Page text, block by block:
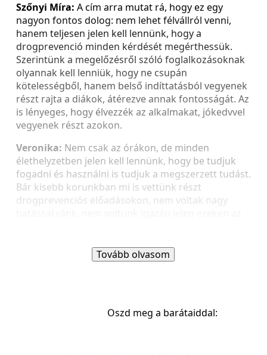
Szőnyi Míra: A cím arra mutat rá, hogy ez egy
nagyon fontos dolog: nem lehet félvállról venni,
hanem teljesen jelen kell lennünk, hogy a
drogprevenció minden kérdését megérthessük.
Szerintünk a megelőzésről szóló foglalkozásoknak
olyannak kell lenniük, hogy ne csupán
kötelességből, hanem belső indíttatásból vegyenek
részt rajta a diákok, átérezve annak fontosságát. Az
is lényeges, hogy élvezzék az alkalmakat, jókedvvel
vegyenek részt azokon.
Veronika: Nem csak az órákon, de minden
élethelyzetben jelen kell lennünk, hogy be tudjuk
fogadni és használni is tudjuk a megszerzett tudást.
Bár kisebb korunkban mi is vettünk részt
drogprevenciós előadásokon, nem voltak nagy
A „Boldogabb családokért” iskolai családi
életre nevelési program (Kecskemét-
Tovább olvasom
Oszd meg a barátaiddal: